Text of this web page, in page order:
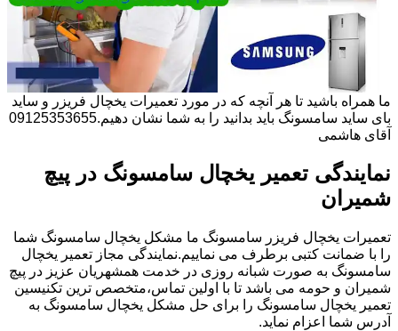
ما همراه باشید تا هر آنچه که در مورد تعمیرات یخچال فریزر و ساید
بای ساید سامسونگ باید بدانید را به شما نشان دهیم.09125353655
آقای هاشمی
نمایندگی تعمیر یخچال سامسونگ در پیچ
شمیران
تعمیرات یخچال فریزر سامسونگ ما مشکل یخچال سامسونگ شما
را با ضمانت کتبی برطرف می نماییم.نمایندگی مجاز تعمیر یخچال
سامسونگ به صورت شبانه روزی در خدمت همشهریان عزیز در پیچ
شمیران و حومه می باشد تا با اولین تماس،متخصص ترین تکنیسین
تعمیر یخچال سامسونگ را برای حل مشکل یخچال سامسونگ به
آدرس شما اعزام نماید.